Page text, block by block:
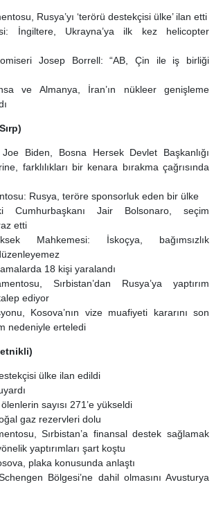
Rusya’yı ‘terörü destekçisi ülke’ ilan etti
İngiltere, Ukrayna’ya ilk kez helicopter
Josep Borrell: “AB, Çin ile iş birliği
ve Almanya, İran’ın nükleer genişleme
Joe Biden, Bosna Hersek Devlet Başkanlığı
farklılıkları bir kenara bırakma çağrısında
Rusya, teröre sponsorluk eden bir ülke
Cumhurbaşkanı Jair Bolsonaro, seçim
etti
Mahkemesi: İskoçya, bağımsızlık
18 kişi yaralandı
Sırbistan’dan Rusya’ya yaptırım
ediyor
Kosova’nın vize muafiyeti kararını son
nedeniyle erteledi
ülke ilan edildi
sayısı 271’e yükseldi
gaz rezervleri dolu
Sırbistan’a finansal destek sağlamak
yaptırımları şart koştu
plaka konusunda anlaştı
Schengen Bölgesi’ne dahil olmasını Avusturya